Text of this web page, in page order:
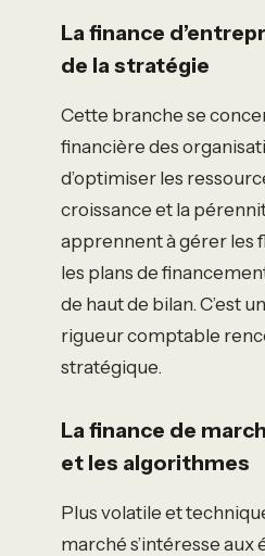
La finance
de la stratégie
Cette branche se
financière des
d’optimiser les
croissance et la
apprennent à gérer les
les plans de
de haut de bilan. C’est
rigueur comptable
stratégique.
La finance de
et les algorithmes
Plus volatile et
marché s’intéresse aux